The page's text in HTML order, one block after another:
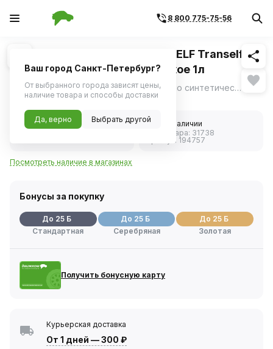
8 800 775-75-56
1/1 Похожие
Трансмиссионное масло ELF ELF Tranself
NFJ 75W80 полусинтетическое 1л
Смазочный материал, производимый по синтетической технологии, для коробок передач с ручным переключением, работающих в режиме очень высоких нагрузок. ещё
Нет в наличии
5.0
Нет в наличии
Код товара: 31738
Артикул: 194757
Посмотреть наличие в магазинах
Бонусы за покупку
До 25 Б
Стандартная
До 25 Б
Серебряная
До 25 Б
Золотая
Получить бонусную карту
Курьерская доставка
От 1 дней —300 ₽
Ваш город Санкт-Петербург?
От выбранного города зависят цены,
наличие товара и способы доставки
Да, верно Выбрать другой